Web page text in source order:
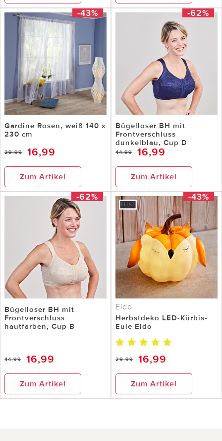
-43%
Gardine Rosen, weiß 140 x
230 cm
29,99 16,99
Zum Artikel
-62%
Bügelloser BH mit
Frontverschluss
dunkelblau, Cup D
44,99 16,99
Zum Artikel
-62%
Bügelloser BH mit
Frontverschluss
hautfarben, Cup B
44,99 16,99
Zum Artikel
-43%
Eldo
Herbstdeko LED-Kürbis-
Eule Eldo
29,99 16,99
Zum Artikel